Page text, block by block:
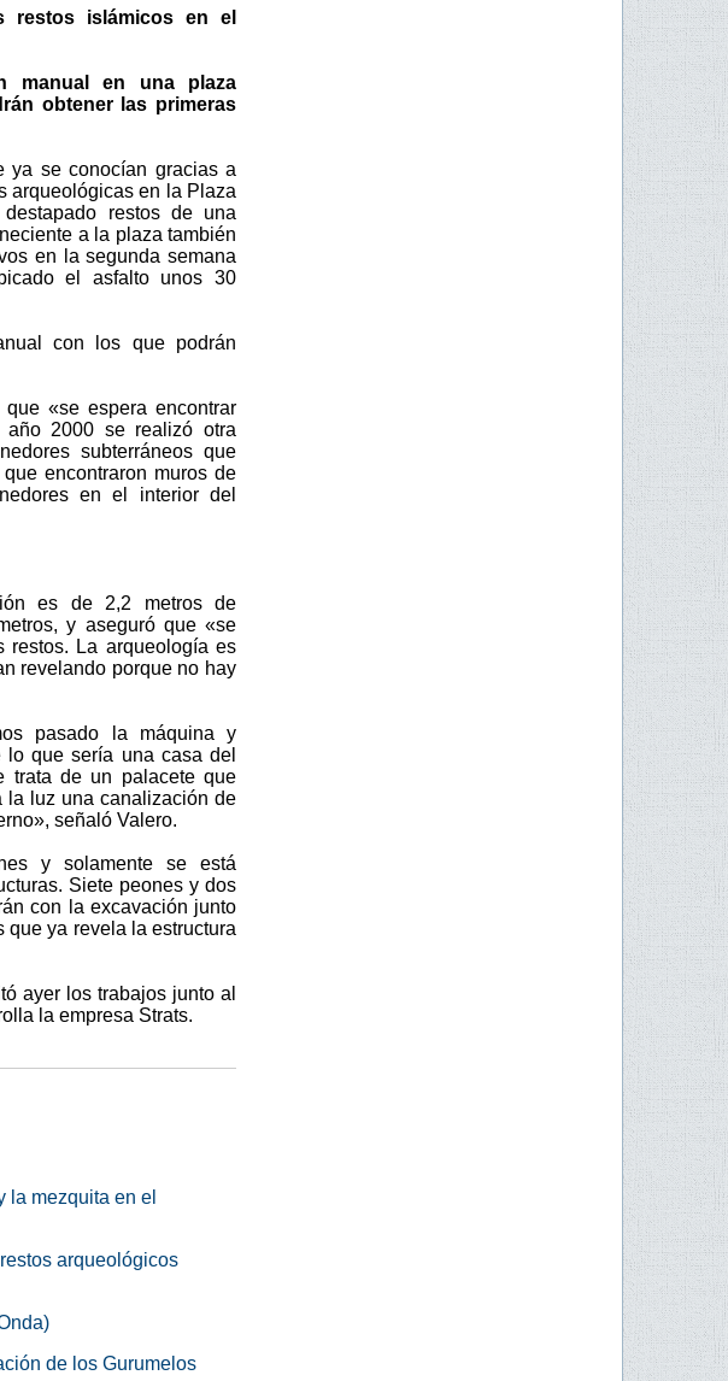
restos islámicos en el
manual en una plaza
obtener las primeras
ya se conocían gracias a
arqueológicas en la Plaza
restos de una
a la plaza también
en la segunda semana
el asfalto unos 30
con los que podrán
«se espera encontrar
2000 se realizó otra
subterráneos que
encontraron muros de
en el interior del
es de 2,2 metros de
y aseguró que «se
La arqueología es
revelando porque no hay
pasado la máquina y
lo que sería una casa del
trata de un palacete que
la luz una canalización de
señaló Valero.
y solamente se está
Siete peones y dos
con la excavación junto
ya revela la estructura
ayer los trabajos junto al
la empresa Strats.
la mezquita en el
arqueológicos
de los Gurumelos